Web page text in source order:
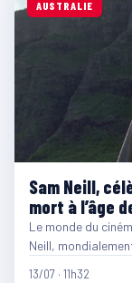
AUSTRALIE
Sam Neill,
mort à l’âge
Le monde du
Neill,
13/07 · 11h32